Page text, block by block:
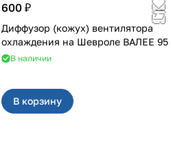
600 ₽
Диффузор (кожух) вентилятора
охлаждения на Шевроле ВАЛЕЕ 95
В наличии
В корзину